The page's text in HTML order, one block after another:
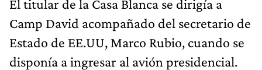
El titular de la Casa Blanca se dirigía a
Camp David acompañado del secretario de
Estado de EE.UU, Marco Rubio, cuando se
disponía a ingresar al avión presidencial.